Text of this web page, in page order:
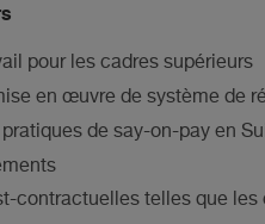
pour les cadres supérieurs
en œuvre de système de
de say-on-pay en
contractuelles telles que